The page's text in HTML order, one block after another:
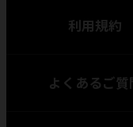
利用規約
よくあるご質